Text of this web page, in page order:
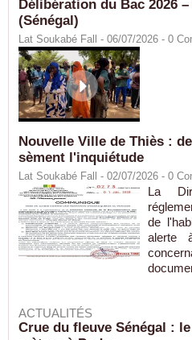
Délibération du Bac 2026
(Sénégal)
Lat Soukabé Fall - 06/07/2026 - 0
Nouvelle Ville de Thiès :
sèment l'inquiétude
Lat Soukabé Fall - 02/07/2026 - 0
La
de
alerte
ACTUALITÉS
Crue du fleuve Sénégal :